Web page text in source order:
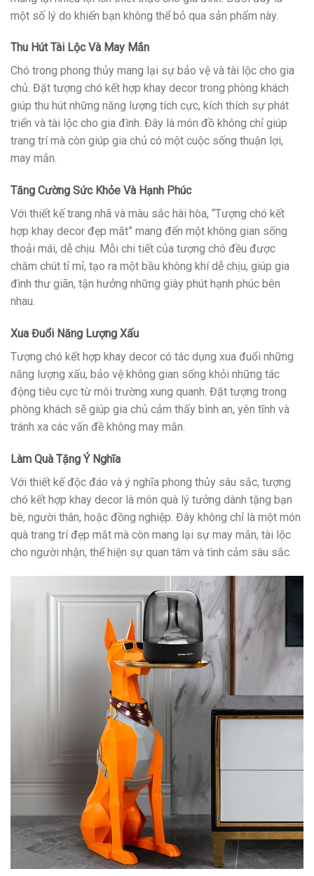
một số lý do khiến bạn không thể bỏ qua sản phẩm này.
Thu Hút Tài Lộc Và May Mắn
Chó trong phong thủy mang lại sự bảo vệ và tài lộc cho gia
chủ. Đặt tượng chó kết hợp khay decor trong phòng khách
giúp thu hút những năng lượng tích cực, kích thích sự phát
triển và tài lộc cho gia đình. Đây là món đồ không chỉ giúp
trang trí mà còn giúp gia chủ có một cuộc sống thuận lợi,
may mắn.
Tăng Cường Sức Khỏe Và Hạnh Phúc
Với thiết kế trang nhã và màu sắc hài hòa, “Tượng chó kết
hợp khay decor đẹp mắt” mang đến một không gian sống
thoải mái, dễ chịu. Mỗi chi tiết của tượng chó đều được
chăm chút tỉ mỉ, tạo ra một bầu không khí dễ chịu, giúp gia
đình thư giãn, tận hưởng những giây phút hạnh phúc bên
nhau.
Xua Đuổi Năng Lượng Xấu
Tượng chó kết hợp khay decor có tác dụng xua đuổi những
năng lượng xấu, bảo vệ không gian sống khỏi những tác
động tiêu cực từ môi trường xung quanh. Đặt tượng trong
phòng khách sẽ giúp gia chủ cảm thấy bình an, yên tĩnh và
tránh xa các vấn đề không may mắn.
Làm Quà Tặng Ý Nghĩa
Với thiết kế độc đáo và ý nghĩa phong thủy sâu sắc, tượng
chó kết hợp khay decor là món quà lý tưởng dành tặng bạn
bè, người thân, hoặc đồng nghiệp. Đây không chỉ là một món
quà trang trí đẹp mắt mà còn mang lại sự may mắn, tài lộc
cho người nhận, thể hiện sự quan tâm và tình cảm sâu sắc.